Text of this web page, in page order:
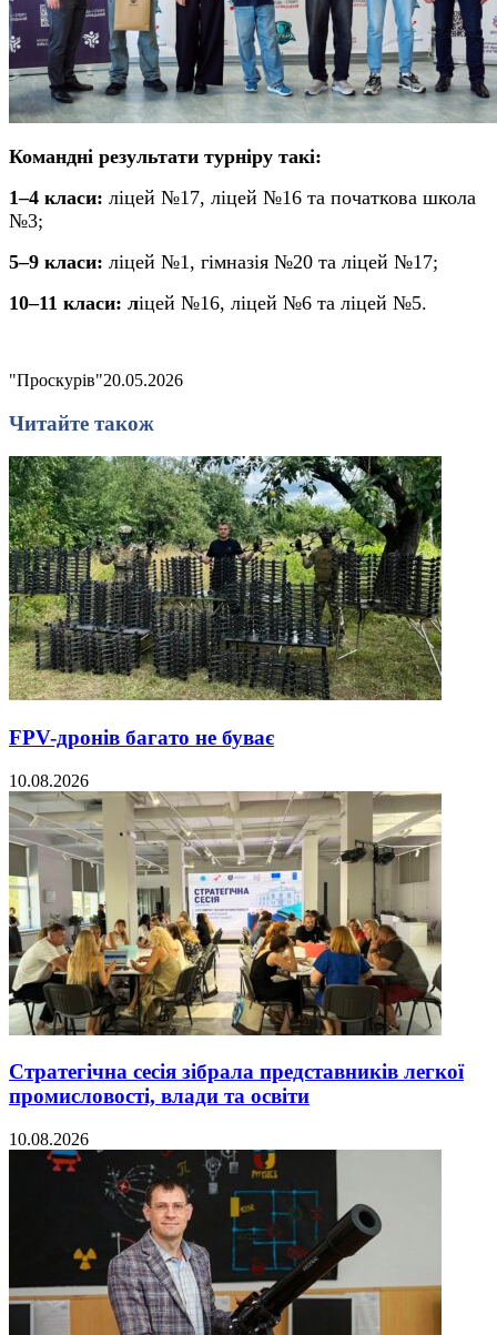
Командні результати турніру такі:
1–4 класи: ліцей №17, ліцей №16 та початкова школа
№3;
5–9 класи: ліцей №1, гімназія №20 та ліцей №17;
10–11 класи: ліцей №16, ліцей №6 та ліцей №5.
"Проскурів"20.05.2026
Читайте також
FPV-дронів багато не буває
10.08.2026
Стратегічна сесія зібрала представників легкої
промисловості, влади та освіти
10.08.2026